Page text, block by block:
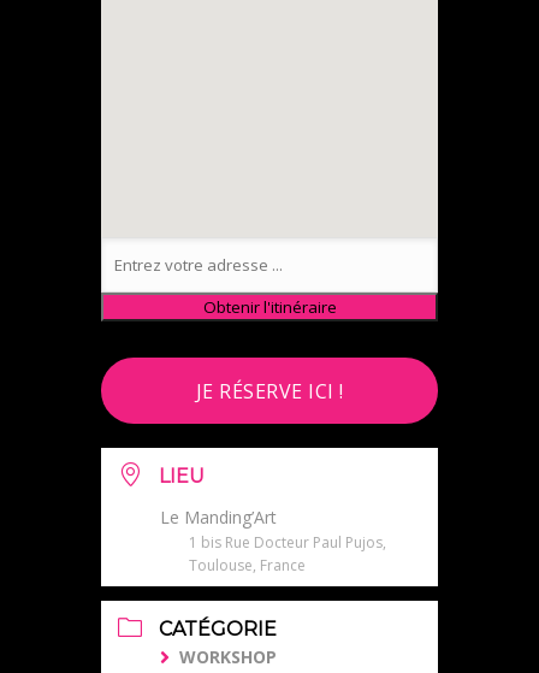
JE RÉSERVE ICI !
LIEU
Le Manding’Art
1 bis Rue Docteur Paul Pujos,
Toulouse, France
CATÉGORIE
WORKSHOP